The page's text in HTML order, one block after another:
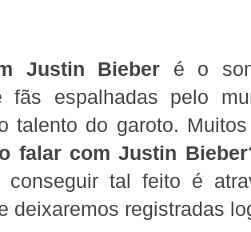
Justin Bieber é o
fãs espalhadas pelo
talento do garoto.
falar com Justin Bieber
conseguir tal feito é
deixaremos registradas